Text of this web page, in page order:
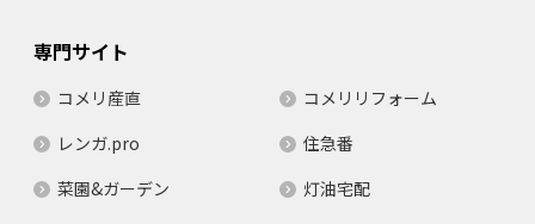
専門サイト
コメリ産直
コメリリフォーム
レンガ.pro
住急番
菜園&ガーデン
灯油宅配